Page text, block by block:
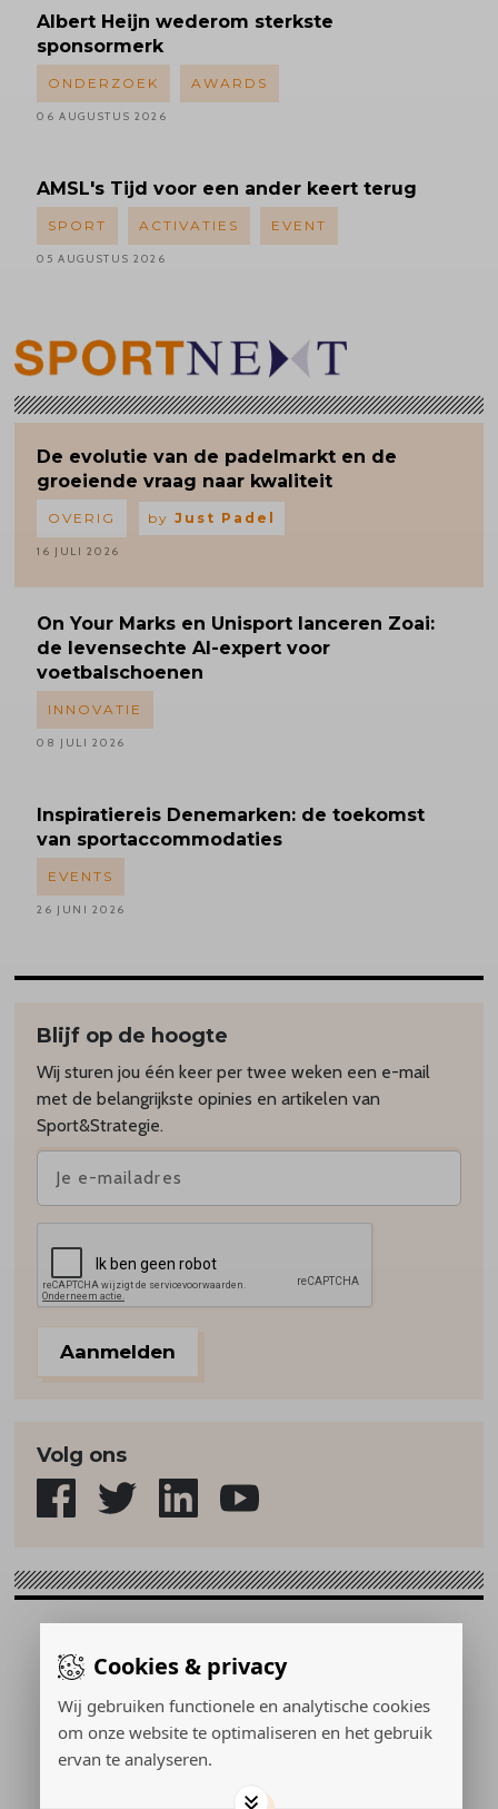
Cookies & privacy
Wij gebruiken functionele en analytische cookies
om onze website te optimaliseren en het gebruik
ervan te analyseren.
Albert Heijn wederom sterkste
sponsormerk
ONDERZOEK AWARDS
06 AUGUSTUS 2026
AMSL's Tijd voor een ander keert terug
SPORT ACTIVATIES EVENT
05 AUGUSTUS 2026
De evolutie van de padelmarkt en de
groeiende vraag naar kwaliteit
OVERIG by Just Padel
16 JULI 2026
On Your Marks en Unisport lanceren Zoai:
de levensechte AI-expert voor
voetbalschoenen
INNOVATIE
08 JULI 2026
Inspiratiereis Denemarken: de toekomst
van sportaccommodaties
EVENTS
26 JUNI 2026
Blijf op de hoogte
Wij sturen jou één keer per twee weken een e-mail
met de belangrijkste opinies en artikelen van
Sport&Strategie.
Aanmelden
Volg ons
Gerealiseerd door:
PRIVACY POLICY